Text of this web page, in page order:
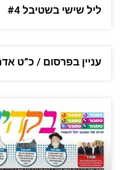
ליל שישי בשטיבל #4
עניין בפרסום / כ”ט